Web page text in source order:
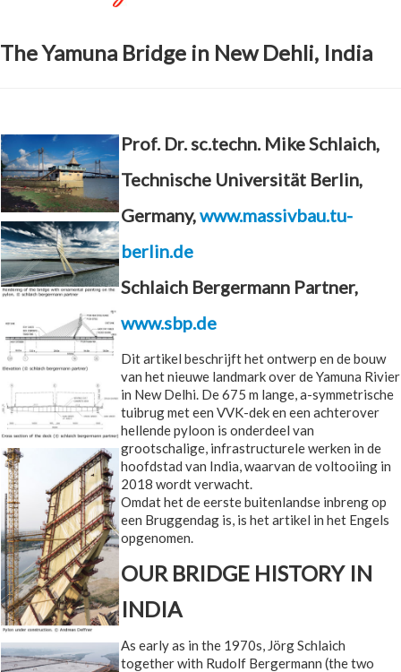
The Yamuna Bridge in New Dehli, India
Prof. Dr. sc.techn. Mike Schlaich,
Technische Universität Berlin,
Germany,www.massivbau.tu-
berlin.de
Schlaich Bergermann Partner,
www.sbp.de
Dit artikel beschrijft het ontwerp en de bouw
van het nieuwe landmark over de Yamuna Rivier
in New Delhi. De 675 m lange, a-symmetrische
tuibrug met een VVK-dek en een achterover
hellende pyloon is onderdeel van
grootschalige, infrastructurele werken in de
hoofdstad van India, waarvan de voltooiing in
2018 wordt verwacht.
Omdat het de eerste buitenlandse inbreng op
een Bruggendag is, is het artikel in het Engels
opgenomen.
OUR BRIDGE HISTORY IN
INDIA
As early as in the 1970s, Jörg Schlaich
together with Rudolf Bergermann (the two